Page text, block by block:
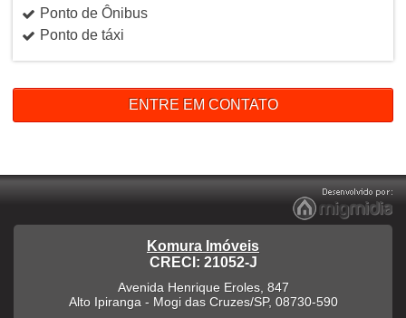
Ponto de Ônibus
Ponto de táxi
ENTRE EM CONTATO
Komura Imóveis
CRECI: 21052-J
Avenida Henrique Eroles, 847
Alto Ipiranga - Mogi das Cruzes/SP, 08730-590